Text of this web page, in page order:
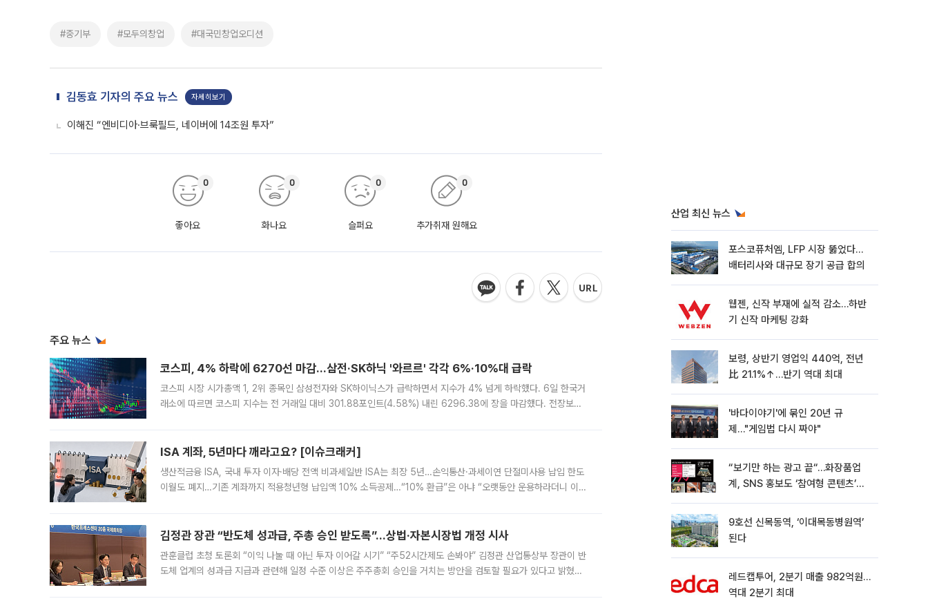
#중기부 #모두의창업 #대국민창업오디션
김동효 기자의 주요 뉴스 자세히보기
이해진 “엔비디아·브룩필드, 네이버에 14조원 투자”
좋아요
0
화나요
0
슬퍼요
0
추가취재 원해요
0
주요 뉴스
코스피, 4% 하락에 6270선 마감…삼전·SK하닉 '와르르' 각각 6%·10%대 급락
코스피 시장 시가총액 1, 2위 종목인 삼성전자와 SK하이닉스가 급락하면서 지수가 4% 넘게 하락했다. 6일 한국거
래소에 따르면 코스피 지수는 전 거래일 대비 301.88포인트(4.58%) 내린 6296.38에 장을 마감했다. 전장보다
ISA 계좌, 5년마다 깨라고요? [이슈크래커]
생산적금융 ISA, 국내 투자 이자·배당 전액 비과세일반 ISA는 최장 5년…손익통산·과세이연 단절미사용 납입 한도
이월도 폐지…기존 계좌까지 적용청년형 납입액 10% 소득공제…“10% 환급”은 아냐 “오랫동안 운용하라더니 이제
김정관 장관 “반도체 성과급, 주총 승인 받도록”…상법·자본시장법 개정 시사
관훈클럽 초청 토론회 “이익 나눌 때 아닌 투자 이어갈 시기” “주52시간제도 손봐야” 김정관 산업통상부 장관이 반
도체 업계의 성과급 지급과 관련해 일정 수준 이상은 주주총회 승인을 거치는 방안을 검토할 필요가 있다고 밝혔다.
산업 최신 뉴스
포스코퓨처엠, LFP 시장 뚫었다…
배터리사와 대규모 장기 공급 합의
웹젠, 신작 부재에 실적 감소…하반
기 신작 마케팅 강화
보령, 상반기 영업익 440억, 전년
比 21.1%↑…반기 역대 최대
'바다이야기'에 묶인 20년 규
제…"게임법 다시 짜야"
“보기만 하는 광고 끝“…화장품업
계, SNS 홍보도 ‘참여형 콘텐츠’로
9호선 신목동역, ‘이대목동병원역’
된다
레드캡투어, 2분기 매출 982억원…
역대 2분기 최대